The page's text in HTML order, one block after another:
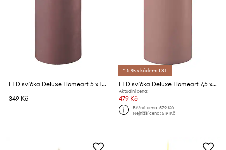
LED svíčka Deluxe Homeart 5 x 10 cm
349 Kč
*-5 % s kódem: LST
LED svíčka Deluxe Homeart 7,5 x 15 cm
Aktuální cena:
479 Kč
Běžná cena:579 Kč
Nejnižší cena:519 Kč